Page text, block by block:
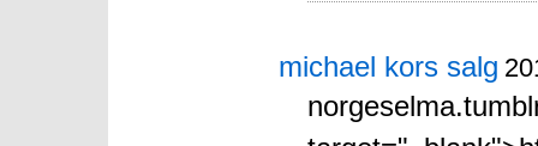
michael kors salg